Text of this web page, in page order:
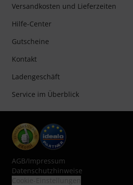
Versandkosten und Lieferzeiten
Hilfe-Center
Gutscheine
Kontakt
Ladengeschäft
Service im Überblick
AGB/Impressum
Datenschutzhinweise